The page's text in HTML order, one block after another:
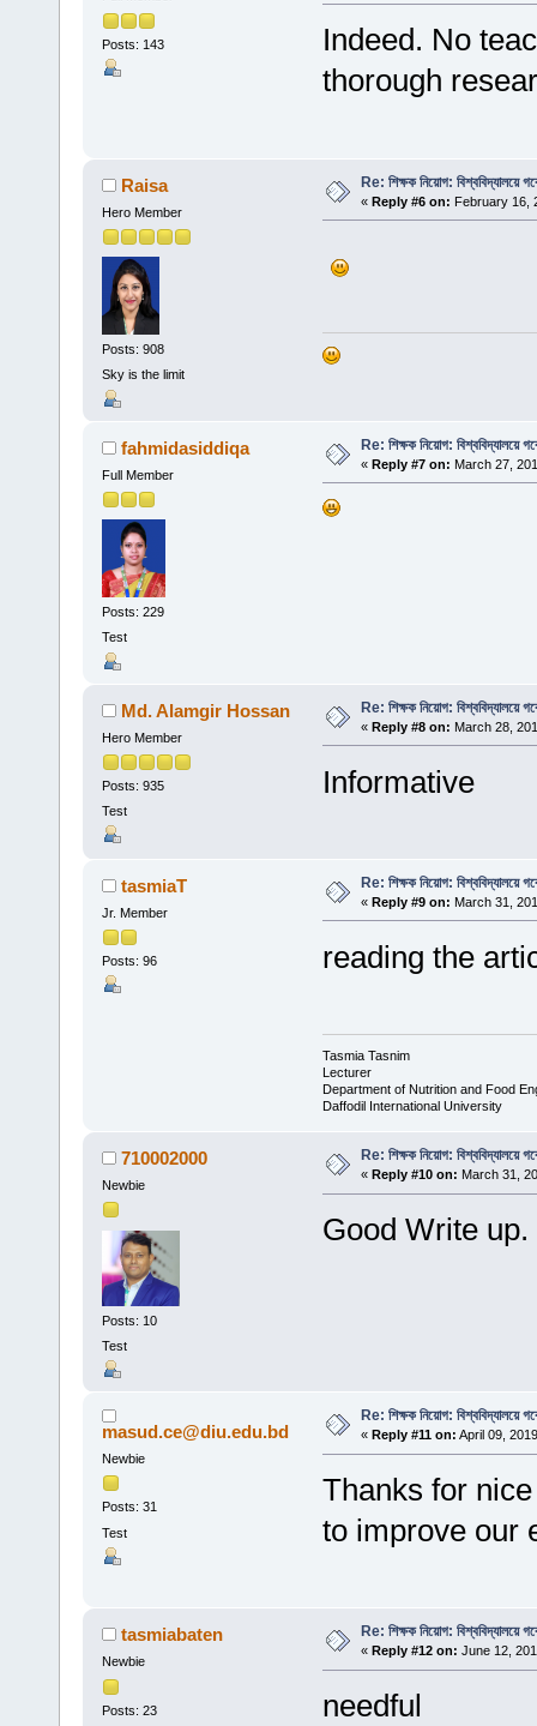
Posts: 143
Indeed. No
thorough
Raisa
Hero Member
Posts: 908
Sky is the limit
Re: শিক্ষক নিয়োগ: বিশ্ববিদ্যালয়ে
« Reply #6 on: February 16,
fahmidasiddiqa
Full Member
Posts: 229
Test
Re: শিক্ষক নিয়োগ: বিশ্ববিদ্যালয়ে
« Reply #7 on: March 27,
Md. Alamgir Hossan
Hero Member
Posts: 935
Test
Re: শিক্ষক নিয়োগ: বিশ্ববিদ্যালয়ে
« Reply #8 on: March 28,
Informative
tasmiaT
Jr. Member
Posts: 96
Re: শিক্ষক নিয়োগ: বিশ্ববিদ্যালয়ে
« Reply #9 on: March 31,
reading the
Tasmia Tasnim
Lecturer
Department of Nutrition and Food
Daffodil International University
710002000
Newbie
Posts: 10
Test
Re: শিক্ষক নিয়োগ: বিশ্ববিদ্যালয়ে
« Reply #10 on: March 31,
Good Write
masud.ce@diu.edu.bd
Newbie
Posts: 31
Test
Re: শিক্ষক নিয়োগ: বিশ্ববিদ্যালয়ে
« Reply #11 on: April 09,
Thanks for
to improve our
tasmiabaten
Newbie
Posts: 23
Re: শিক্ষক নিয়োগ: বিশ্ববিদ্যালয়ে
« Reply #12 on: June 12,
needful